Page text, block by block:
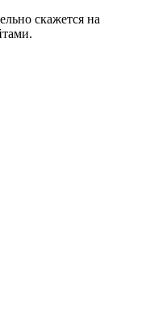
скажется на